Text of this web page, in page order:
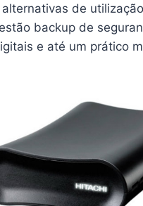
alternativas de
backup de
e até um prático